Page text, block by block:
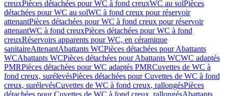
creuxPièces détachées pour WC à fond creuxWC au solPièces
détachées pour WC au solWC à fond creux pour réservoir
attenantPièces détachées pour WC à fond creux pour réservoir
attenantWC à fond creuxPièces détachées pour WC à fond
creuxRéservoirs apparents pour WC, en céramique
sanitaireAttenantAbattants WCPièces détachées pour Abattants
WCAbattants WCPièces détachées pour Abattants WCWC adaptés
PMRPièces détachées pour WC adaptés PMRCuvettes de WC à
fond creux, surélevésPièces détachées pour Cuvettes de WC à fond
creux, surélevésCuvettes de WC à fond creux, rallongésPièces
détachées pour Cuvettes de WC à fond creux, rallongésAbattants